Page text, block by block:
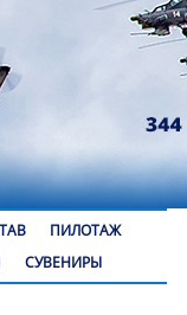
ПИЛОТАЖ
СУВЕНИРЫ